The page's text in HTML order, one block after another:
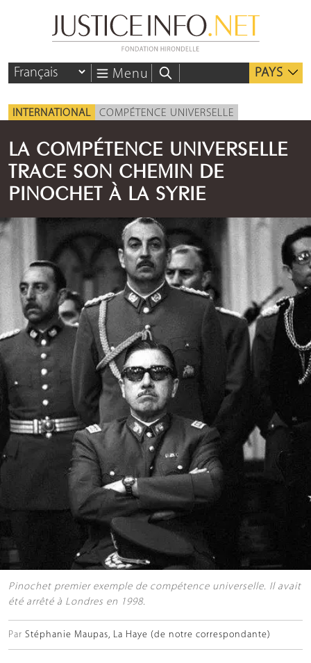
Menu PAYS
INTERNATIONAL COMPÉTENCE UNIVERSELLE
LA COMPÉTENCE UNIVERSELLE
TRACE SON CHEMIN DE
PINOCHET À LA SYRIE
Pinochet premier exemple de compétence universelle. Il avait
été arrêté à Londres en 1998.
Par Stéphanie Maupas, La Haye (de notre correspondante)